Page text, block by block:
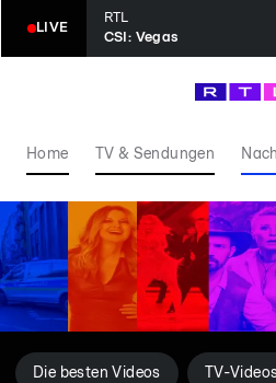
LIVE
RTL
CSI: Vegas
Home TV & Sendungen
Die besten Videos TV-